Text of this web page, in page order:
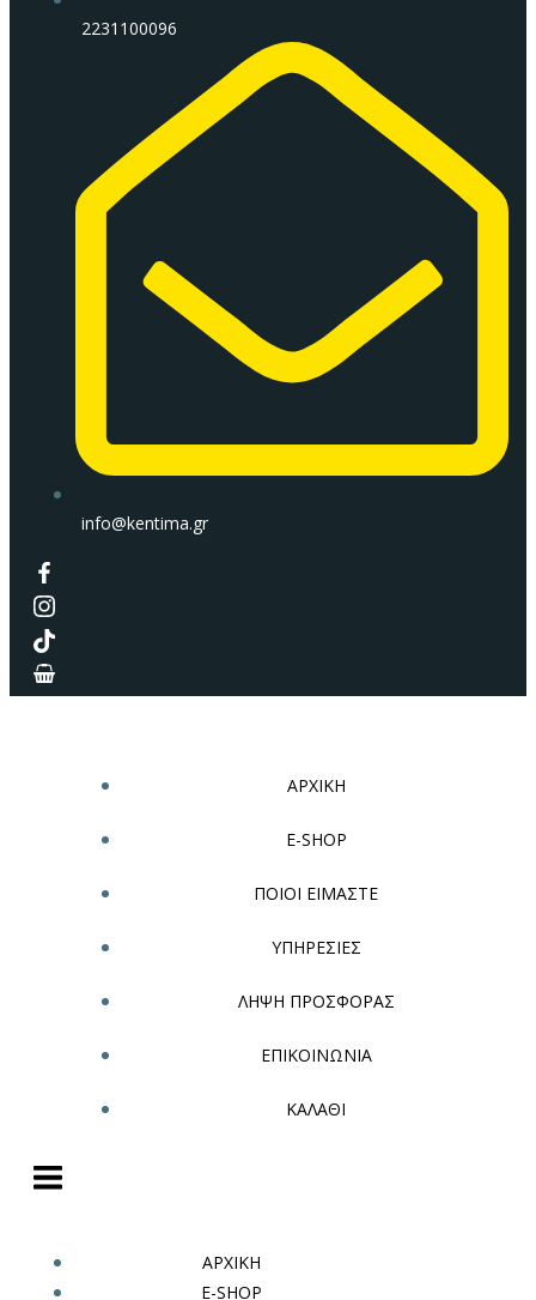
2231100096
info@kentima.gr
ΑΡΧΙΚΗ
E-SHOP
ΠΟΙΟΙ ΕΙΜΑΣΤΕ
ΥΠΗΡΕΣΙΕΣ
ΛΗΨΗ ΠΡΟΣΦΟΡΑΣ
ΕΠΙΚΟΙΝΩΝΙΑ
ΚΑΛΑΘΙ
ΑΡΧΙΚΗ
E-SHOP